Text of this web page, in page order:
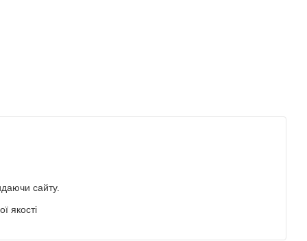
сайту.
якості